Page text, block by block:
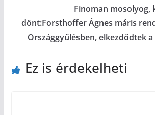
Finoman mosolyog,
dönt:Forsthoffer Ágnes máris
Országgyűlésben, elkezdődtek
Ez is érdekelheti